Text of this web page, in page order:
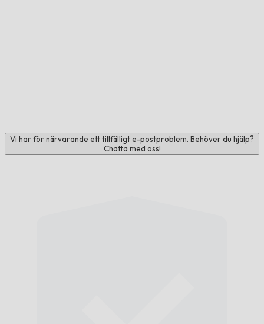
Vi har för närvarande ett tillfälligt e-postproblem. Behöver du hjälp?
Chatta med oss!